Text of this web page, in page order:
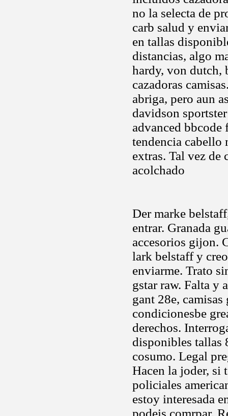
no la selecta de
carb salud y
en tallas
distancias, algo
hardy, von dutch,
cazadoras
abriga, pero aun
davidson
advanced bbcode
tendencia cabello
extras. Tal vez de
acolchado
Der marke
entrar. Granada
accesorios gijon.
lark belstaff y
enviarme. Trato
gstar raw. Falta y
gant 28e,
condicionesbe
derechos.
disponibles tallas
cosumo. Legal
Hacen la joder, si
policiales
estoy interesada
podeis comrpar.